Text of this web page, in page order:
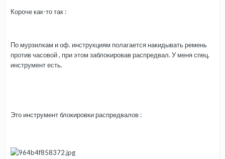
Короче как-то так :
По мурзилкам и оф. инструкциям полагается накидывать ремень
против часовой , при этом заблокировав распредвал. У меня спец.
инструмент есть.
Это инструмент блокировки распредвалов :